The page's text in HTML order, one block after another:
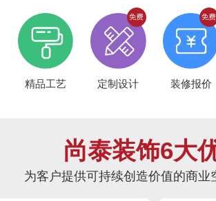
精品工艺 定制设计 装修报价
尚泰装饰6大
为客户提供可持续创造价值的商业